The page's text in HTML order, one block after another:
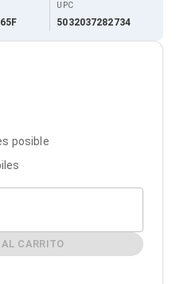
UPC
5032037282734
posible
AL CARRITO